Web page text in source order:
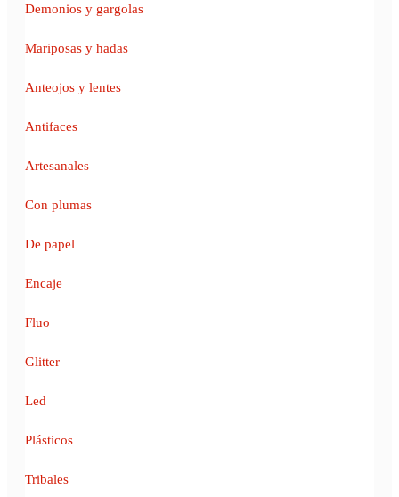
Demonios y gargolas
Mariposas y hadas
Anteojos y lentes
Antifaces
Artesanales
Con plumas
De papel
Encaje
Fluo
Glitter
Led
Plásticos
Tribales